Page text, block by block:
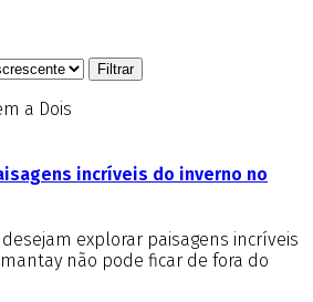
a Dois
incríveis do inverno no
explorar paisagens incríveis
não pode ficar de fora do